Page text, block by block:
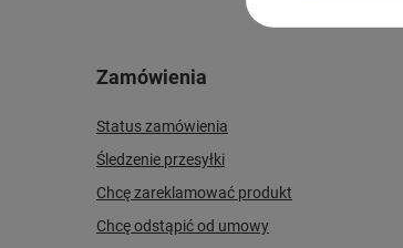
Zamówienia
Status zamówienia
Śledzenie przesyłki
Chcę zareklamować produkt
Chcę odstąpić od umowy